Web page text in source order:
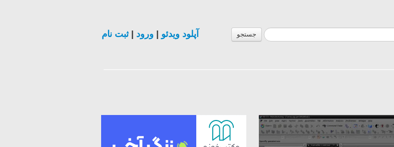
جستجو آپلود ویدئو ورود |ثبت نام